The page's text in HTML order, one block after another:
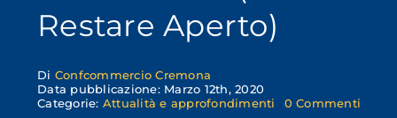
Restare Aperto)
Di Confcommercio Cremona
Data pubblicazione: Marzo 12th, 2020
Categorie: Attualità e approfondimenti 0 Commenti